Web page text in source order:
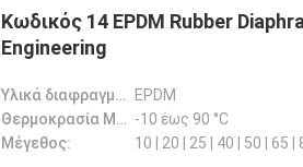
Κωδικός 14 EPDM Rubber Diaphragm Chemical Industry Environmental
Engineering
Υλικά διαφραγμάτων:
EPDM
Θερμοκρασία MEDIA: -10 έως 90 °C
Μέγεθος:
10 | 20 | 25 | 40 | 50 | 65 |